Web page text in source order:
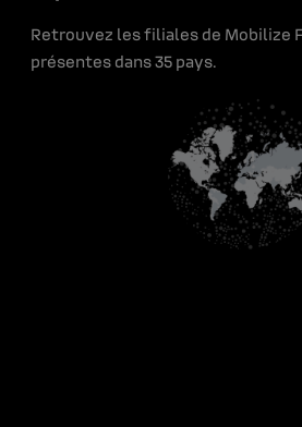
Offres d'emploi
Ressources médias
Renault Group
Retrouvez les filiales de Mobilize
présentes dans 35 pays.